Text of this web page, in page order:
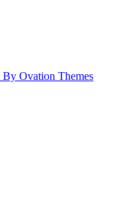
By Ovation Themes